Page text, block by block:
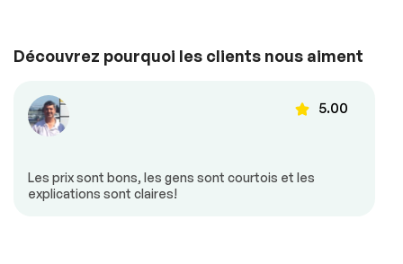
*Exemple d’un rapport d’inspection uniquement.
Sécurité
Antipatinage
Extra
Découvrez pourquoi les clients nous aiment
5.00
Les prix sont bons, les gens sont courtois et les
explications sont claires!